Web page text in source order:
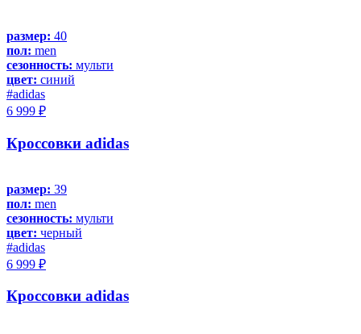
размер: 40
пол: men
сезонность: мульти
цвет: синий
#adidas
6 999 ₽
Кроссовки adidas
размер: 39
пол: men
сезонность: мульти
цвет: черный
#adidas
6 999 ₽
Кроссовки adidas